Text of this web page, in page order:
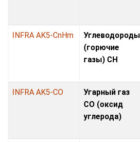
INFRA AK5-CnHm
Углеводороды
(горючие
газы) CH
INFRA AK5-CO
Угарный газ
CO (оксид
углерода)